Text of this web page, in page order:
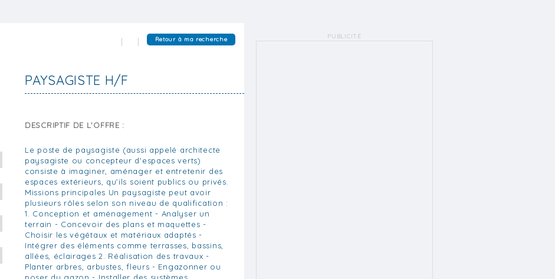
Retour à ma recherche
PAYSAGISTE H/F
DESCRIPTIF DE L'OFFRE :
Le poste de paysagiste (aussi appelé architecte
paysagiste ou concepteur d'espaces verts)
consiste à imaginer, aménager et entretenir des
espaces extérieurs, qu'ils soient publics ou privés.
Missions principales Un paysagiste peut avoir
plusieurs rôles selon son niveau de qualification :
1. Conception et aménagement - Analyser un
terrain - Concevoir des plans et maquettes -
Choisir les végétaux et matériaux adaptés -
Intégrer des éléments comme terrasses, bassins,
allées, éclairages 2. Réalisation des travaux -
Planter arbres, arbustes, fleurs - Engazonner ou
PUBLICITÉ